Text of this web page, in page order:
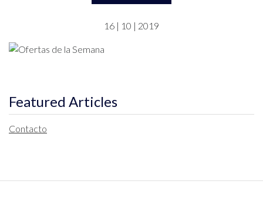
16 | 10 | 2019
Featured Articles
Contacto